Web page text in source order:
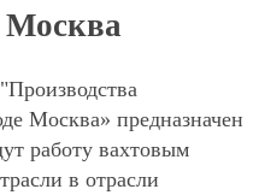
Москва
Москва» предназначен
работу вахтовым
в отрасли